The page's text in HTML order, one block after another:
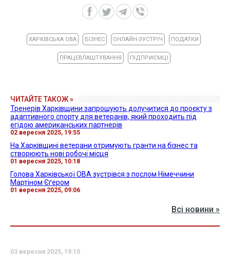
ХАРКІВСЬКА ОВА БІЗНЕС ОНЛАЙН-ЗУСТРІЧ ПОДАТКИ
ПРАЦЕВЛАШТУВАННЯ ПІДПРИЄМЦІ
ЧИТАЙТЕ ТАКОЖ »
Тренерів Харківщини запрошують долучитися до проєкту з
адаптивного спорту для ветеранів, який проходить під
егідою американських партнерів
02 вересня 2025, 19:55
На Харківщині ветерани отримують гранти на бізнес та
створюють нові робочі місця
01 вересня 2025, 10:18
Голова Харківської ОВА зустрівся з послом Німеччини
Мартіном Єґером
01 вересня 2025, 09:06
Всі новини »
03 вересня 2025, 19:10